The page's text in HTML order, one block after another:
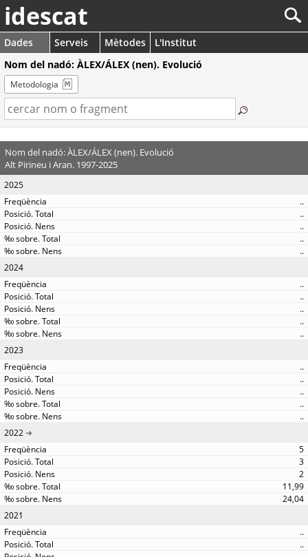
idescat
Dades Serveis Mètodes
L'Institut
Nom del nadó: ÀLEX/ÁLEX (nen). Evolució
Metodologia
Nom del nadó: ÀLEX/ÁLEX (nen). Evolució
Alt Pirineu i Aran. 1997-2025
2025
..
..
..
..
..
2024
..
..
..
..
..
2023
..
..
..
..
..
2022
5
3
2
11,99
24,04
2021
..
..